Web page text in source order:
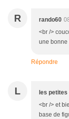
R rando60
<br />
une bonne
Répondre
L les
<br /> et
base de